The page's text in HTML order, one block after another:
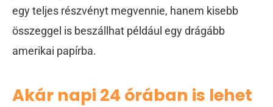
egy teljes részvényt megvennie, hanem kisebb
összeggel is beszállhat például egy drágább
amerikai papírba.
Akár napi 24 órában is lehet